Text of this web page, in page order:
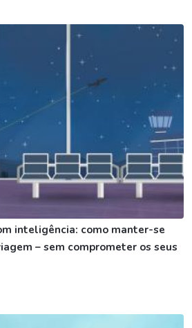
inteligência: como manter-se
– sem comprometer os seus